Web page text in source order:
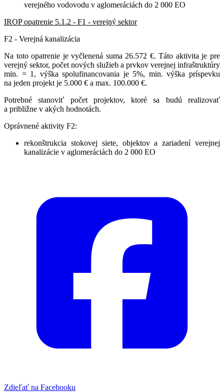
verejného vodovodu v aglomeráciách do 2 000 EO
IROP opatrenie 5.1.2 - F1 - verejný sektor
F2 - Verejná kanalizácia
Na toto opatrenie je vyčlenená suma 26.572 €. Táto aktivita je pre
verejný sektor, počet nových služieb a prvkov verejnej infraštruktúry
min. = 1, výška spolufinancovania je 5%, min. výška príspevku
na jeden projekt je 5.000 € a max. 100.000 €.
Potrebné stanoviť počet projektov, ktoré sa budú realizovať
a približne v akých hodnotách.
Oprávnené aktivity F2:
rekonštrukcia stokovej siete, objektov a zariadení verejnej
kanalizácie v aglomeráciách do 2 000 EO
Zdieľať na Facebooku